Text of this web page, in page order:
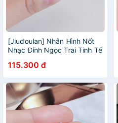
[Jiudoulan] Nhẫn Hình Nốt
Nhạc Đính Ngọc Trai Tinh Tế
Quốc Dễ Phối Đồ
115.300 đ